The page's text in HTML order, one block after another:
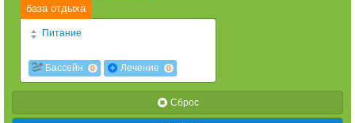
база отдыха
Питание
2х разовое 0 3х разовое 0
2-разовое завтрак+обед «шведский»
3-разовое «шведский» стол 0
Бассейн 0 Лечение 0
Cброс